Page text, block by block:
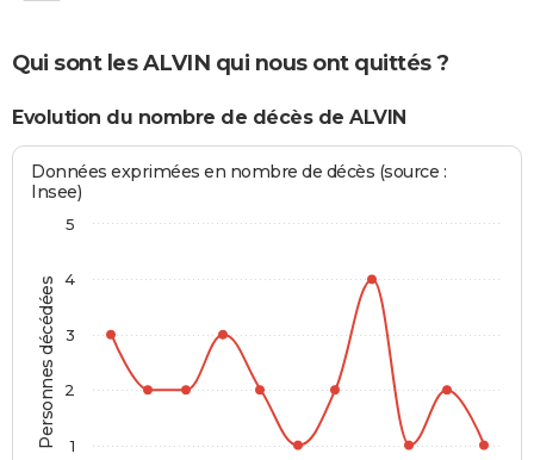
Qui sont les ALVIN qui nous ont quittés ?
Evolution du nombre de décès de ALVIN
Personnes décédées
Données exprimées en nombre de décès (source :
Insee)
1
2
3
4
5